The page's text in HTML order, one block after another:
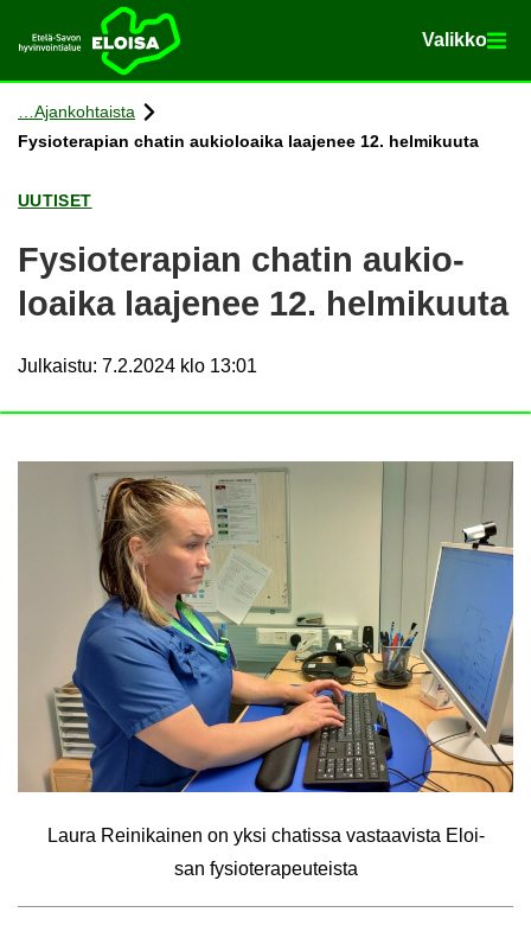
Etusi­vu Va­lik­ko
Va­lik­ko
Siir­ry si­säl­töön
Ajan­koh­tais­ta
Fy­sio­te­ra­pian cha­tin au­kio­loai­ka laa­je­nee 12. hel­mi­kuu­ta
UU­TI­SET
Fy­sio­te­ra­pian cha­tin au­kio­
loai­ka laa­je­nee 12. hel­mi­kuu­ta
Julkaistu: 7.2.2024 klo 13:01
Laura Rei­ni­kai­nen on yksi cha­tis­sa vas­taa­vis­ta Eloi­
san fy­sio­te­ra­peu­teis­ta